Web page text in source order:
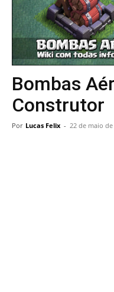
Bombas
Construtor
Por Lucas Felix - 22 de maio de